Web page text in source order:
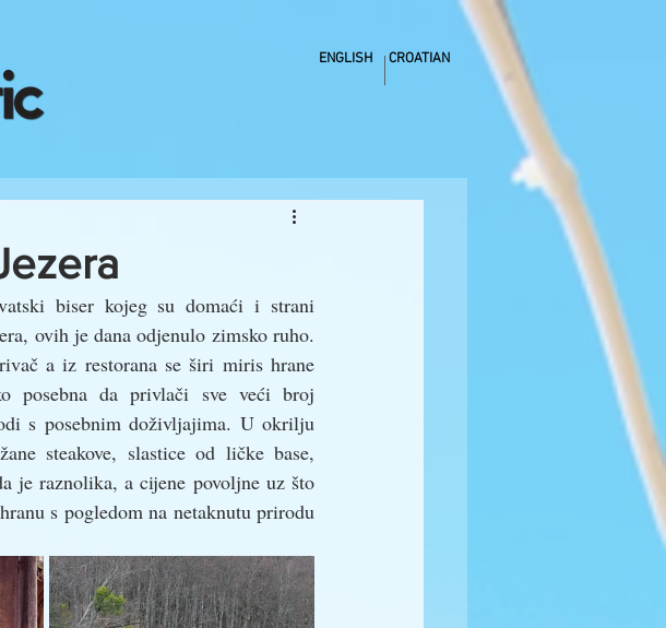
ENGLISH CROATIAN
biser kojeg su domaći i strani
ovih je dana odjenulo zimsko ruho.
a iz restorana se širi miris hrane
posebna da privlači sve veći broj
s posebnim doživljajima. U okrilju
steakove, slastice od ličke base,
je raznolika, a cijene povoljne uz što
s pogledom na netaknutu prirodu